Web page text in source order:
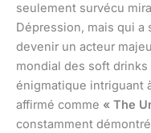
seulement survécu
Dépression, mais qui
devenir un acteur
mondial des soft
énigmatique intriguant
affirmé comme « The
constamment